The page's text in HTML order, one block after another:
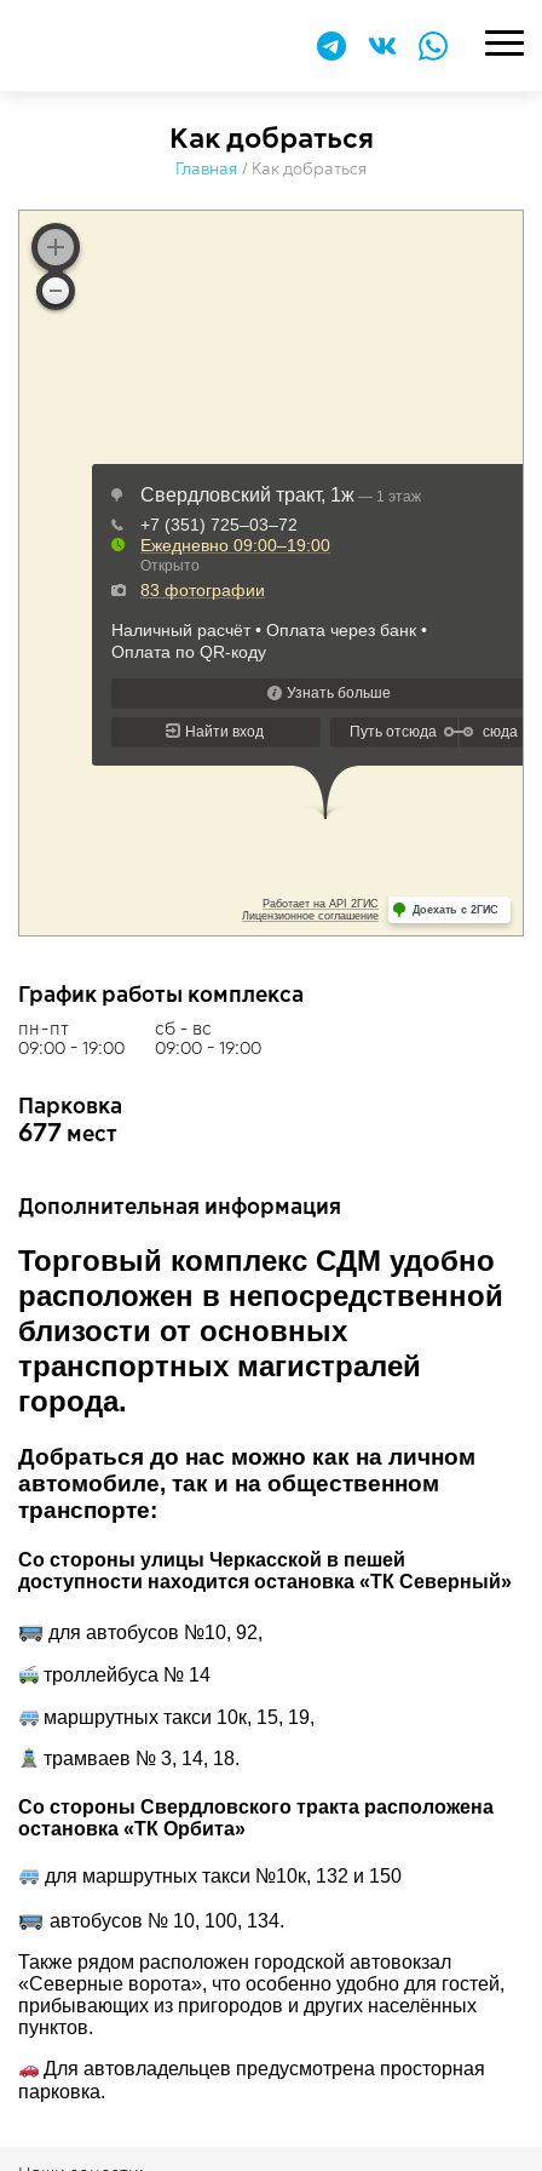
Как добраться
Главная / Как добраться
График работы комплекса
пн-пт
09:00 - 19:00
сб - вс
09:00 - 19:00
Парковка
683 мест
Дополнительная информация
Торговый комплекс СДМ удобно
расположен в непосредственной
близости от основных
транспортных магистралей
города.
Добраться до нас можно как на личном
автомобиле, так и на общественном
транспорте:
Со стороны улицы Черкасской в пешей
доступности находится остановка «ТК Северный»
для автобусов №10, 92,
троллейбуса № 14
маршрутных такси 10к, 15, 19,
трамваев № 3, 14, 18.
Со стороны Свердловского тракта расположена
остановка «ТК Орбита»
для маршрутных такси №10к, 132 и 150
автобусов № 10, 100, 134.
Также рядом расположен городской автовокзал
«Северные ворота», что особенно удобно для гостей,
прибывающих из пригородов и других населённых
пунктов.
Для автовладельцев предусмотрена просторная
парковка.